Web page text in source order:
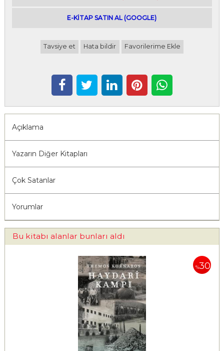
E-KİTAP SATIN AL (GOOGLE)
Tavsiye et Hata bildir Favorilerime Ekle
Açıklama
Yazarın Diğer Kitapları
Çok Satanlar
Yorumlar
Bu kitabı alanlar bunları aldı
%30